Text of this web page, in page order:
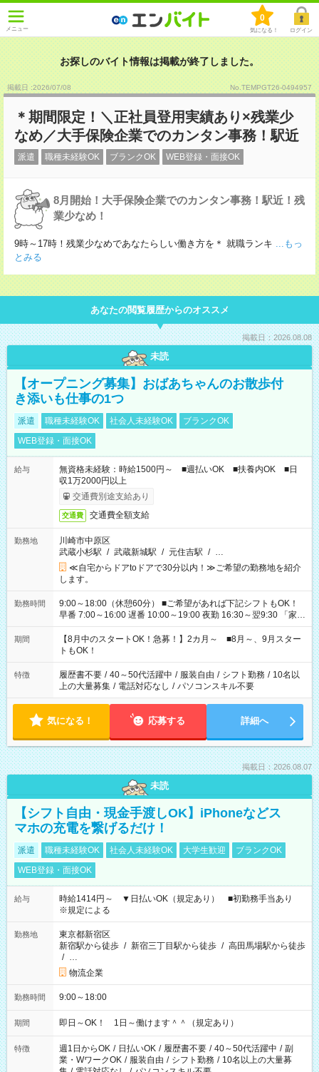
メニュー
0
気になる！ ログイン
お探しのバイト情報は掲載が終了しました。
掲載日 :2026/07/08 No.TEMPGT26-0494957
＊期間限定！＼正社員登用実績あり×残業少
なめ／大手保険企業でのカンタン事務！駅近
派遣 職種未経験OK ブランクOK WEB登録・面接OK
8月開始！大手保険企業でのカンタン事務！駅近！残
業少なめ！
9時～17時！残業少なめであなたらしい働き方を＊ 就職ランキ ...もっ
とみる
あなたの閲覧履歴からのオススメ
掲載日：2026.08.08
未読
【オープニング募集】おばあちゃんのお散歩付
き添いも仕事の1つ
派遣 職種未経験OK 社会人未経験OK
ブランクOK
WEB登録・面接OK
給与
無資格未経験：時給1500円～ ■週払いOK ■扶養内OK ■日
収1万2000円以上
交通費別途支給あり
交通費 交通費全額支給
勤務地
川崎市中原区
武蔵小杉駅 / 武蔵新城駅 / 元住吉駅 / …
≪自宅からドアtoドアで30分以内！≫ご希望の勤務地を紹介
します。
勤務時間
9:00～18:00（休憩60分） ■ご希望があれば下記シフトもOK！
早番 7:00～16:00 遅番 10:00～19:00 夜勤 16:30～翌9:30 「家族
と休みを合わせたい」 「余裕を持って夕飯の準備がしたい」
「できれば残業はしたくない」 など、ご希望を教えてください
ね。 ※Wワーク希望の方へ 今ご覧のお仕事で希望する勤務時間
と、もう1つのお仕事の勤務時間。 合計で週40時間を超える場
合は応募できません。
期間
【8月中のスタートOK！急募！】2カ月～ ■8月～、9月スター
トもOK！
特徴 履歴書不要 / 40～50代活躍中 / 服装自由 / シフト勤務 / 10名以
上の大量募集 / 電話対応なし / パソコンスキル不要
気になる！ 応募する 詳細へ
掲載日：2026.08.07
未読
【シフト自由・現金手渡しOK】iPhoneなどス
マホの充電を繋げるだけ！
派遣 職種未経験OK 社会人未経験OK 大学生歓迎
ブランクOK
WEB登録・面接OK
給与
時給1414円～ ▼日払いOK（規定あり） ■初勤務手当あり
※規定による
勤務地
東京都新宿区
新宿駅から徒歩 / 新宿三丁目駅から徒歩 / 高田馬場駅から徒歩
/ …
物流企業
勤務時間 9:00～18:00
期間 即日～OK！ 1日～働けます＾＾（規定あり）
特徴 週1日からOK / 日払いOK / 履歴書不要 / 40～50代活躍中 / 副
業・WワークOK / 服装自由 / シフト勤務 / 10名以上の大量募